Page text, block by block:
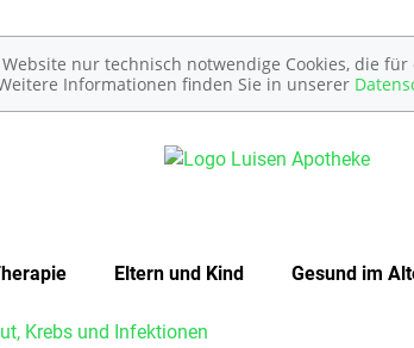
nur technisch notwendige Cookies, die
Informationen finden Sie in unserer
Eltern und Kind
Unerfüllter Kinderwunsch
Gesund im
Krebs und Infektionen